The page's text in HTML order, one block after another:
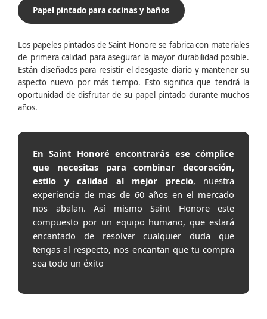
Papel pintado para cocinas y baños
Los papeles pintados de Saint Honore se fabrica con materiales
de primera calidad para asegurar la mayor durabilidad posible.
Están diseñados para resistir el desgaste diario y mantener su
aspecto nuevo por más tiempo. Esto significa que tendrá la
oportunidad de disfrutar de su papel pintado durante muchos
años.
En Saint Honoré encontrarás ese cómplice
que necesitas para combinar decoración,
estilo y calidad al mejor precio, nuestra
experiencia de mas de 60 años en el mercado
nos abalan. Así mismo Saint Honore este
compuesto por un equipo humano, que estará
encantado de resolver cualquier duda que
tengas al respecto, nos encantan que tu compra
sea todo un éxito